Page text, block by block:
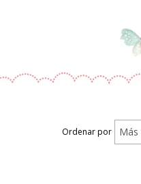
Ordenar por